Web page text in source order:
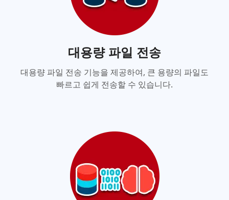
대용량 파일 전송
대용량 파일 전송 기능을 제공하여, 큰 용량의 파일도
빠르고 쉽게 전송할 수 있습니다.